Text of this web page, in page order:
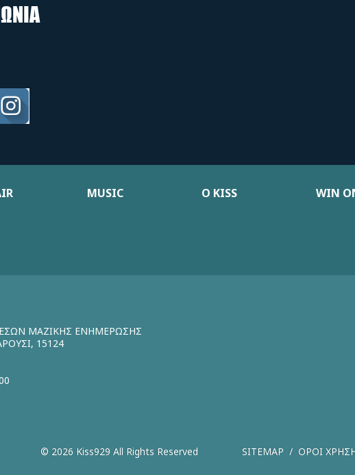
MUSIC Ο KISS
WIN
ΜΑΖΙΚΗΣ ΕΝΗΜΕΡΩΣΗΣ
15124
© 2026 Kiss929 All Rights Reserved SITEMAP ΟΡΟΙ